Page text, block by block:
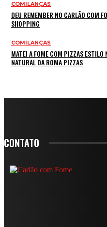
COMILANÇAS
DEU REMEMBER NO CARLÃO COM
SHOPPING
COMILANÇAS
MATEI A FOME COM PIZZAS ESTILO
NATURAL DA ROMA PIZZAS
CONTATO